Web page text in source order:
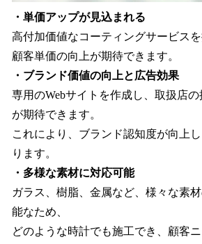
・単価アップが見込まれる
高付加価値なコーティングサービスを
顧客単価の向上が期待できます。
・ブランド価値の向上と広告効果
専用のWebサイトを作成し、取扱店
が期待できます。
これにより、ブランド認知度が向上
ります。
・多様な素材に対応可能
ガラス、樹脂、金属など、様々な素
能なため、
どのような時計でも施工でき、顧客